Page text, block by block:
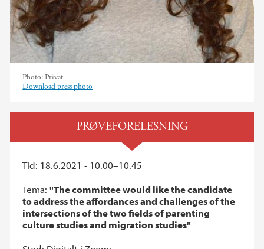
Photo: Privat
Download press photo
PRØVEFORELESNING
Tid: 18.6.2021 - 10.00–10.45
Tema:"The committee would like the candidate
to address the affordances and challenges of the
intersections of the two fields of parenting
culture studies and migration studies"